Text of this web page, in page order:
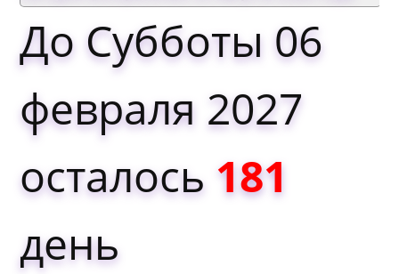
До Субботы 06
февраля 2027
осталось 181
день